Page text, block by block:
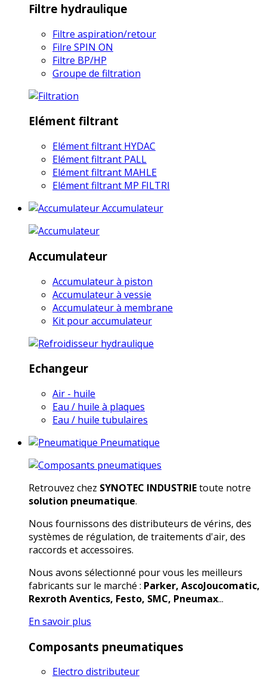
Filtre hydraulique
Filtre aspiration/retour
Filre SPIN ON
Filtre BP/HP
Groupe de filtration
Elément filtrant
Elément filtrant HYDAC
Elément filtrant PALL
Elément filtrant MAHLE
Elément filtrant MP FILTRI
Accumulateur
Accumulateur
Accumulateur à piston
Accumulateur à vessie
Accumulateur à membrane
Kit pour accumulateur
Echangeur
Air - huile
Eau / huile à plaques
Eau / huile tubulaires
Pneumatique
Retrouvez chez SYNOTEC INDUSTRIEtoute notre
solution pneumatique.
Nous fournissons des distributeurs de vérins, des
systèmes de régulation, de traitements d'air, des
raccords et accessoires.
Nous avons sélectionné pour vous les meilleurs
fabricants sur le marché : Parker, AscoJoucomatic,
Rexroth Aventics, Festo, SMC, Pneumax...
En savoir plus
Composants pneumatiques
Electro distributeur